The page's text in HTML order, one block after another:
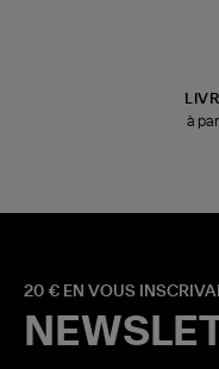
à
20 € EN VOUS